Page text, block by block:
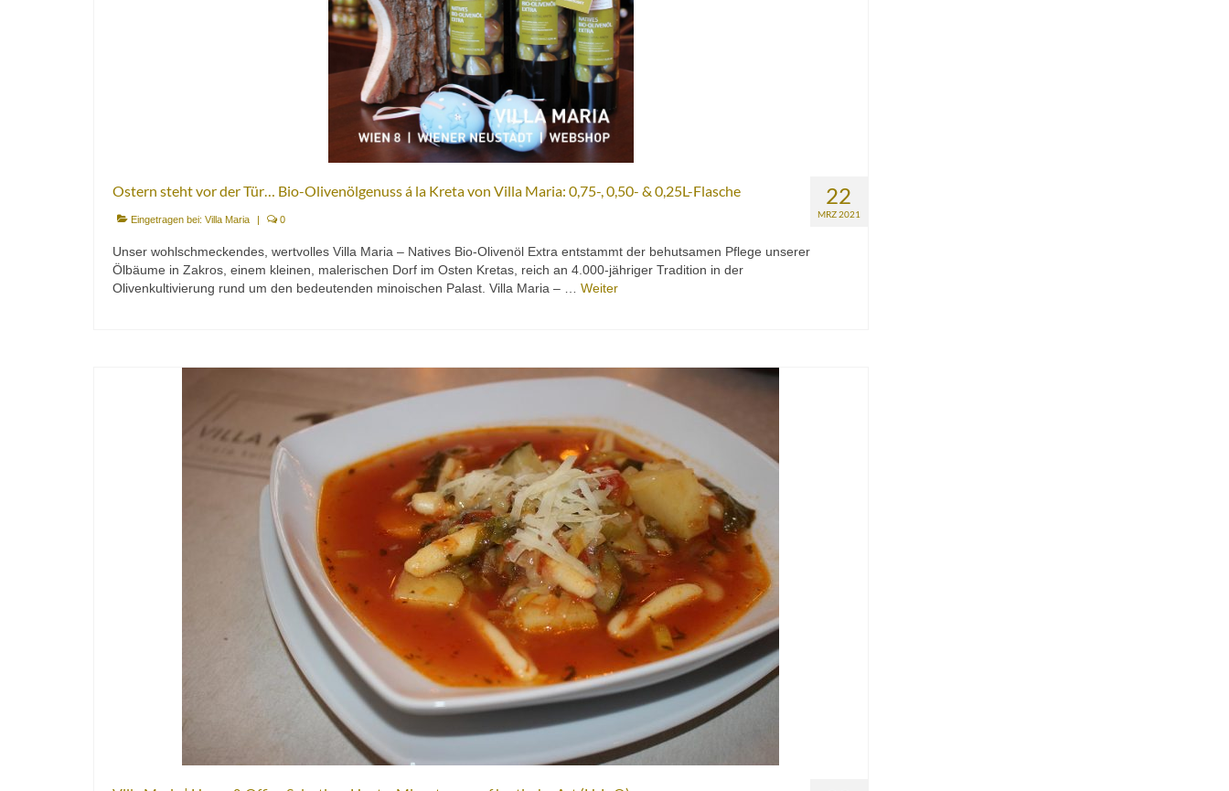
22
MRZ 2021
Ostern steht vor der Tür… Bio-Olivenölgenuss á la Kreta von Villa Maria: 0,75-, 0,50- & 0,25L-Flasche
Eingetragen bei: Villa Maria | 0
Unser wohlschmeckendes, wertvolles Villa Maria – Natives Bio-Olivenöl Extra entstammt der behutsamen Pflege unserer
Ölbäume in Zakros, einem kleinen, malerischen Dorf im Osten Kretas, reich an 4.000-jähriger Tradition in der
Olivenkultivierung rund um den bedeutenden minoischen Palast. Villa Maria – … Weiter